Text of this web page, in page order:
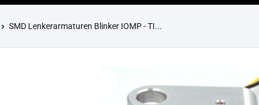
SMD Lenkerarmaturen Blinker IOMP - TI...